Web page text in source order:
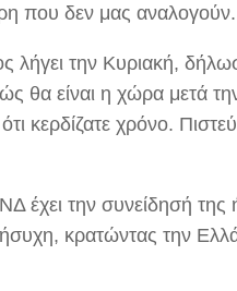
που δεν μας αναλογούν.
λήγει την Κυριακή,
θα είναι η χώρα μετά
κερδίζατε χρόνο.
έχει την συνείδησή της
κρατώντας την